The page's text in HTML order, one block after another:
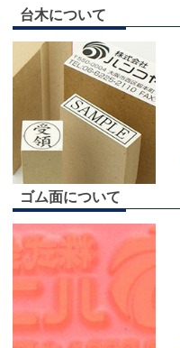
台木について
ゴム面について